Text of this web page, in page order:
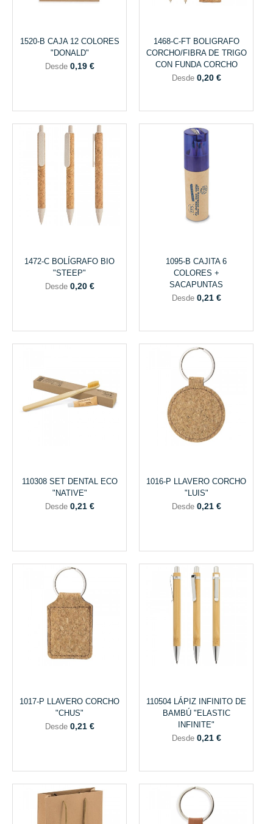
1520-B CAJA 12 COLORES
"DONALD"
Desde 0,19 €
1468-C-FT BOLIGRAFO
CORCHO/FIBRA DE TRIGO
CON FUNDA CORCHO
Desde 0,20 €
1472-C BOLÍGRAFO BIO
"STEEP"
Desde 0,20 €
1095-B CAJITA 6
COLORES +
SACAPUNTAS
Desde 0,21 €
110308 SET DENTAL ECO
"NATIVE"
Desde 0,21 €
1016-P LLAVERO CORCHO
"LUIS"
Desde 0,21 €
1017-P LLAVERO CORCHO
"CHUS"
Desde 0,21 €
110504 LÁPIZ INFINITO DE
BAMBÚ "ELASTIC
INFINITE"
Desde 0,21 €